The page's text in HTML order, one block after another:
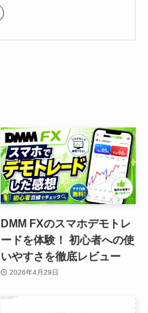
DMM FXのスマホデモトレ
ードを体験！ 初心者への使
いやすさを徹底レビュー
2026年4月29日